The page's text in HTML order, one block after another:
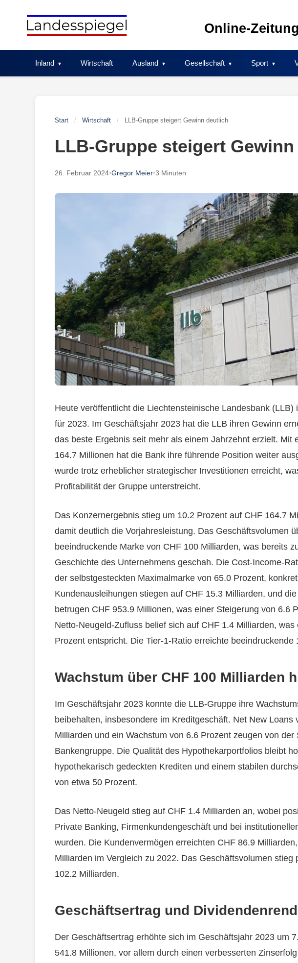
Online-
Inland Wirtschaft Ausland Gesellschaft Sport
Start / Wirtschaft / LLB-Gruppe steigert Gewinn deutlich
LLB-Gruppe steigert
26. Februar 2024•Gregor Meier•3 Minuten
Heute veröffentlicht die Liechtensteinische Landesbank (LLB)
für 2023. Im Geschäftsjahr 2023 hat die LLB ihren Gewinn
das beste Ergebnis seit mehr als einem Jahrzehnt erzielt. Mit
164.7 Millionen hat die Bank ihre führende Position weiter
wurde trotz erheblicher strategischer Investitionen erreicht,
Profitabilität der Gruppe unterstreicht.
Das Konzernergebnis stieg um 10.2 Prozent auf CHF 164.7
damit deutlich die Vorjahresleistung. Das Geschäftsvolumen
beeindruckende Marke von CHF 100 Milliarden, was bereits
Geschichte des Unternehmens geschah. Die Cost-Income-
der selbstgesteckten Maximalmarke von 65.0 Prozent,
Kundenausleihungen stiegen auf CHF 15.3 Milliarden, und
betrugen CHF 953.9 Millionen, was einer Steigerung von 6.6
Netto-Neugeld-Zufluss belief sich auf CHF 1.4 Milliarden,
Prozent entspricht. Die Tier-1-Ratio erreichte beeindruckende
Wachstum über CHF 100 Milliarden
Im Geschäftsjahr 2023 konnte die LLB-Gruppe ihre
beibehalten, insbesondere im Kreditgeschäft. Net New Loans
Milliarden und ein Wachstum von 6.6 Prozent zeugen von der
Bankengruppe. Die Qualität des Hypothekarportfolios bleibt
hypothekarisch gedeckten Krediten und einem stabilen
von etwa 50 Prozent.
Das Netto-Neugeld stieg auf CHF 1.4 Milliarden an, wobei
Private Banking, Firmenkundengeschäft und bei
wurden. Die Kundenvermögen erreichten CHF 86.9
Milliarden im Vergleich zu 2022. Das Geschäftsvolumen stieg
102.2 Milliarden.
Geschäftsertrag und
Der Geschäftsertrag erhöhte sich im Geschäftsjahr 2023 um
541.8 Millionen, vor allem durch einen verbesserten